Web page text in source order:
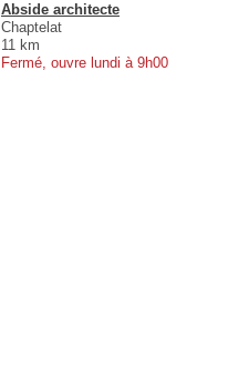
Abside architecte
Chaptelat
11 km
Fermé, ouvre lundi à 9h00